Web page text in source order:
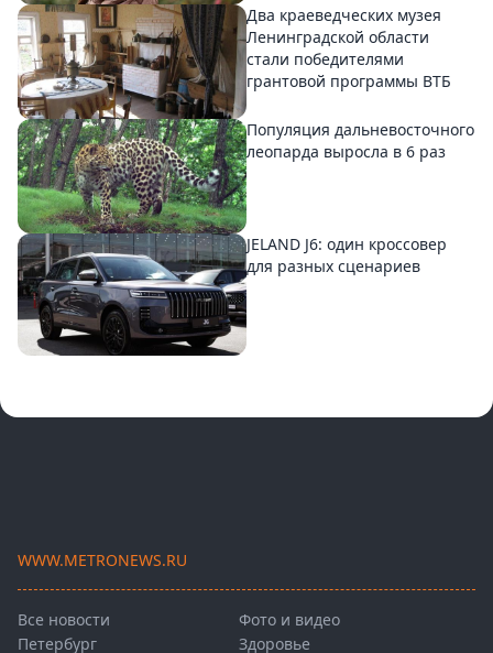
Два краеведческих музея
Ленинградской области
стали победителями
грантовой программы ВТБ
Популяция дальневосточного
леопарда выросла в 6 раз
JELAND J6: один кроссовер
для разных сценариев
WWW.METRONEWS.RU
Все новости
Петербург
Фото и видео
Здоровье